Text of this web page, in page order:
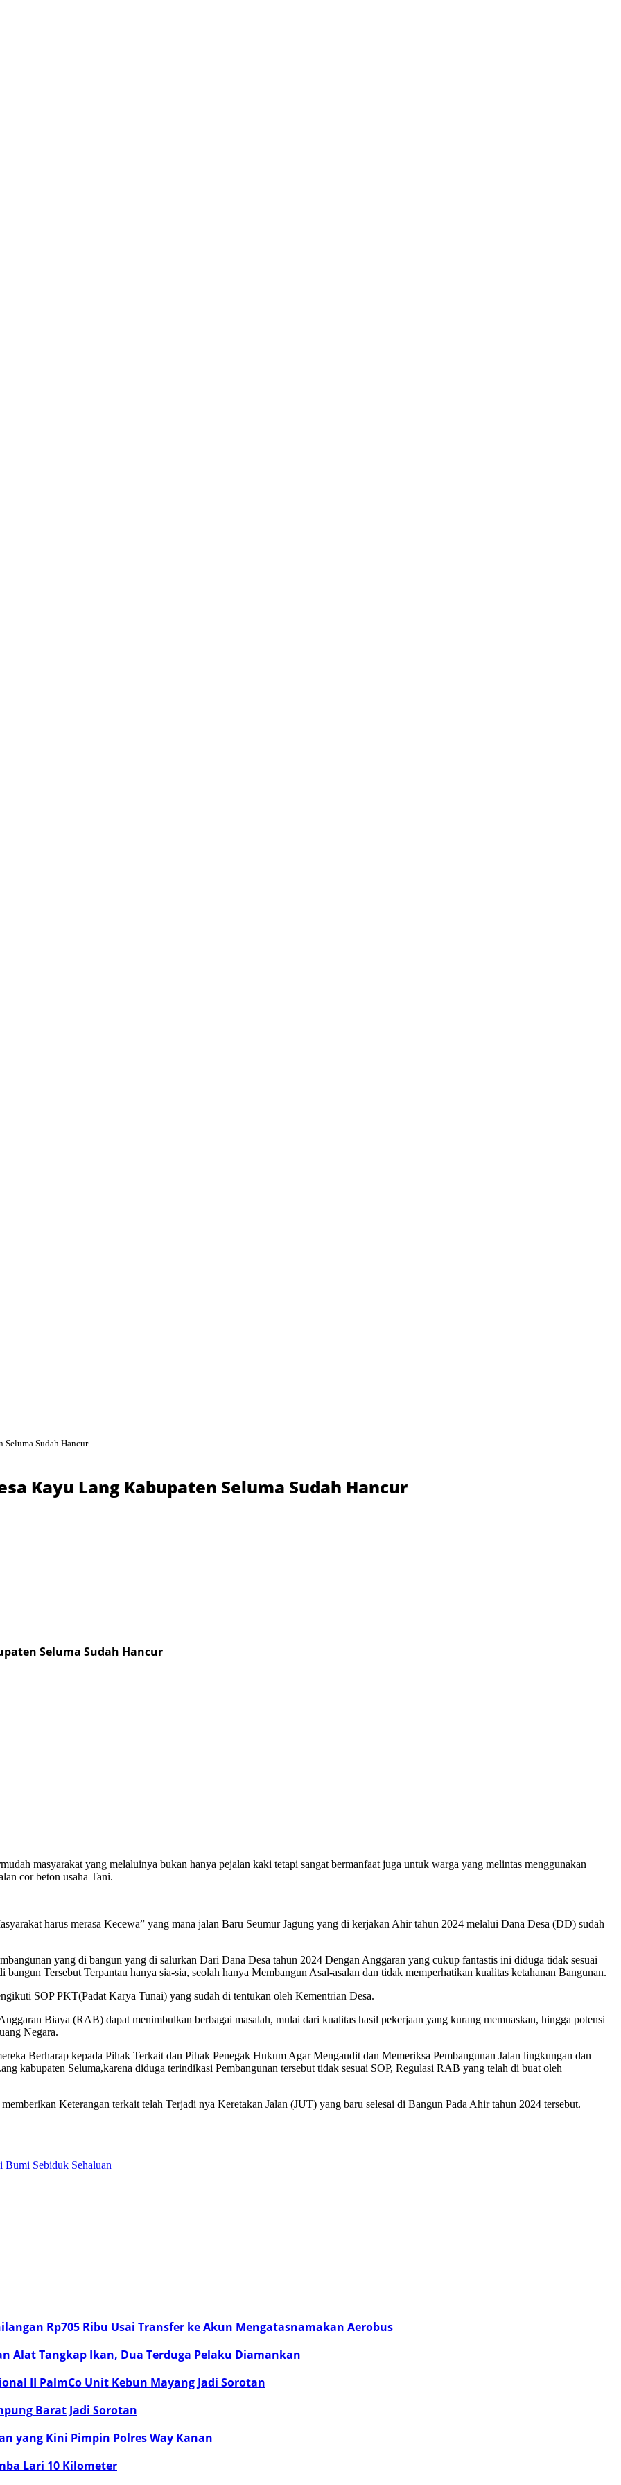
Seluma Sudah Hancur
Kayu Lang Kabupaten Seluma Sudah Hancur
Seluma Sudah Hancur
masyarakat yang melaluinya bukan hanya pejalan kaki tetapi sangat bermanfaat juga untuk warga yang melintas menggunakan
cor beton usaha Tani.
harus merasa Kecewa” yang mana jalan Baru Seumur Jagung yang di kerjakan Ahir tahun 2024 melalui Dana Desa (DD) sudah
yang di bangun yang di salurkan Dari Dana Desa tahun 2024 Dengan Anggaran yang cukup fantastis ini diduga tidak sesuai
bangun Tersebut Terpantau hanya sia-sia, seolah hanya Membangun Asal-asalan dan tidak memperhatikan kualitas ketahanan Bangunan.
SOP PKT(Padat Karya Tunai) yang sudah di tentukan oleh Kementrian Desa.
Biaya (RAB) dapat menimbulkan berbagai masalah, mulai dari kualitas hasil pekerjaan yang kurang memuaskan, hingga potensi
Negara.
Berharap kepada Pihak Terkait dan Pihak Penegak Hukum Agar Mengaudit dan Memeriksa Pembangunan Jalan lingkungan dan
kabupaten Seluma,karena diduga terindikasi Pembangunan tersebut tidak sesuai SOP, Regulasi RAB yang telah di buat oleh
Keterangan terkait telah Terjadi nya Keretakan Jalan (JUT) yang baru selesai di Bangun Pada Ahir tahun 2024 tersebut.
Sebiduk Sehaluan
Rp705 Ribu Usai Transfer ke Akun Mengatasnamakan Aerobus
Alat Tangkap Ikan, Dua Terduga Pelaku Diamankan
II PalmCo Unit Kebun Mayang Jadi Sorotan
Barat Jadi Sorotan
yang Kini Pimpin Polres Way Kanan
Lari 10 Kilometer